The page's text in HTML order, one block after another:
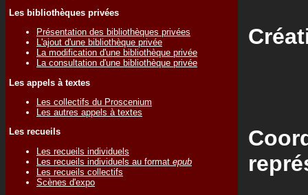
Les bibliothèques privées
Présentation des bibliothèques privées
L'ajout d'une bibliothèque privée
La modification d'une bibliothèque privée
La consultation d'une bibliothèque privée
Les appels à textes
Les collectifs du Proscenium
Les autres appels à textes
Les recueils
Les recueils individuels
Les recueils individuels au format epub
Les recueils collectifs
Scènes d'expo